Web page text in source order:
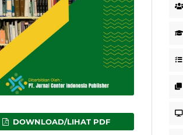
DOWNLOAD/LIHAT PDF